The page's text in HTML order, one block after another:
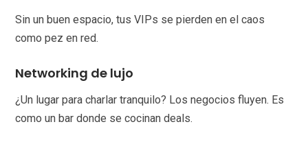
Sin un buen espacio, tus VIPs se pierden en el caos
como pez en red.
Networking de lujo
¿Un lugar para charlar tranquilo? Los negocios fluyen. Es
como un bar donde se cocinan deals.